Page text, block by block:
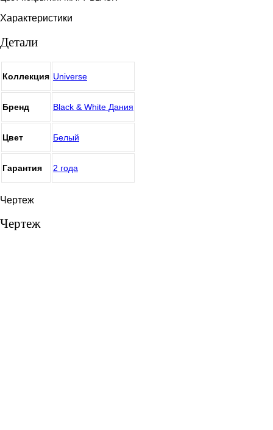
Характеристики
Детали
Коллекция Universe
Бренд Black & White Дания
Цвет Белый
Гарантия 2 года
Чертеж
Чертеж